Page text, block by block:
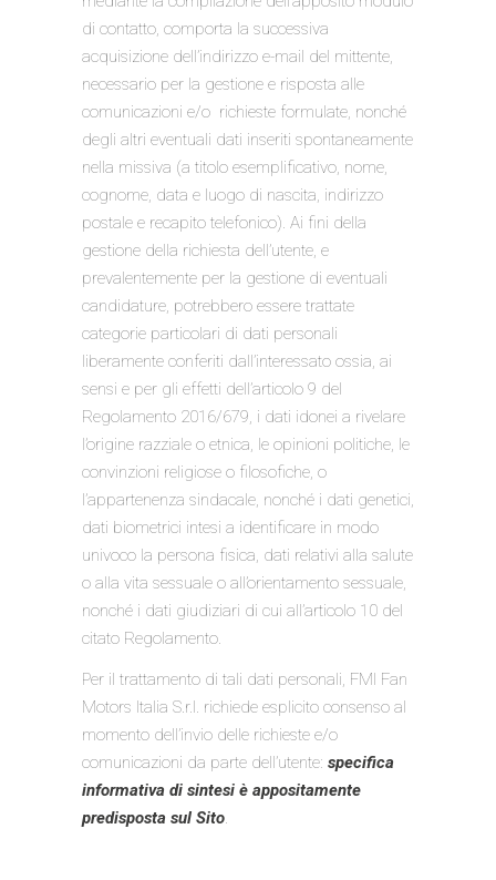
di contatto, comporta la successiva
acquisizione dell’indirizzo e-mail del mittente,
necessario per la gestione e risposta alle
comunicazioni e/o richieste formulate, nonché
degli altri eventuali dati inseriti spontaneamente
nella missiva (a titolo esemplificativo, nome,
cognome, data e luogo di nascita, indirizzo
postale e recapito telefonico). Ai fini della
gestione della richiesta dell’utente, e
prevalentemente per la gestione di eventuali
candidature, potrebbero essere trattate
categorie particolari di dati personali
liberamente conferiti dall’interessato ossia, ai
sensi e per gli effetti dell’articolo 9 del
Regolamento 2016/679, i dati idonei a rivelare
l’origine razziale o etnica, le opinioni politiche, le
convinzioni religiose o filosofiche, o
l’appartenenza sindacale, nonché i dati genetici,
dati biometrici intesi a identificare in modo
univoco la persona fisica, dati relativi alla salute
o alla vita sessuale o all’orientamento sessuale,
nonché i dati giudiziari di cui all’articolo 10 del
citato Regolamento.
Per il trattamento di tali dati personali, FMI Fan
Motors Italia S.r.l. richiede esplicito consenso al
momento dell’invio delle richieste e/o
comunicazioni da parte dell’utente: specifica
informativa di sintesi è appositamente
predisposta sul Sito.